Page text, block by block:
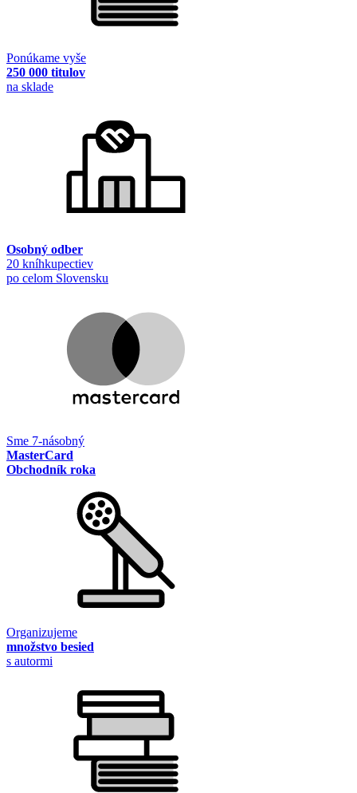
Ponúkame vyše
250 000 titulov
na sklade
Osobný odber
20 kníhkupectiev
po celom Slovensku
Sme 7-násobný
MasterCard
Obchodník roka
Organizujeme
množstvo besied
s autormi